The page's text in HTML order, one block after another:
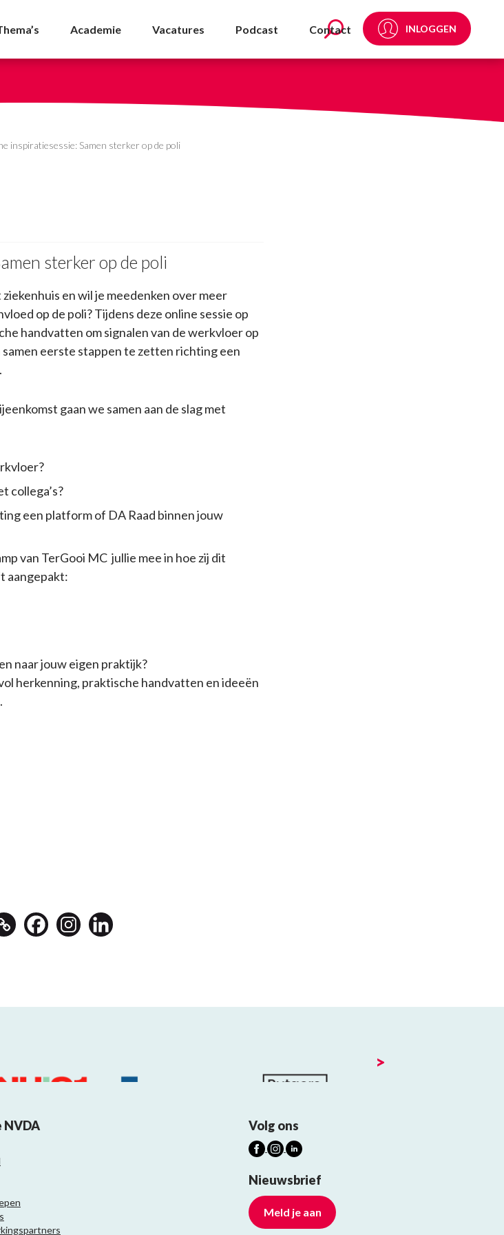
op de poli - NVDA
Academie Vacatures Podcast Contact INLOGGEN
inspiratiesessie: Samen sterker op de poli
sterker op de poli
en wil je meedenken over meer
op de poli? Tijdens deze online sessie op
handvatten om signalen van de werkvloer op
samen eerste stappen te zetten richting een
gaan we samen aan de slag met
collega’s?
een platform of DA Raad binnen jouw
van TerGooi MC jullie mee in hoe zij dit
aangepakt:
naar jouw eigen praktijk?
herkenning, praktische handvatten en ideeën
>
NVDA Volg ons
Nieuwsbrief
Meld je aan